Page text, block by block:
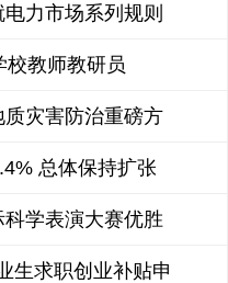
力市场系列规则
教师教研员
灾害防治重磅方
总体保持扩张
学表演大赛优胜
生求职创业补贴申